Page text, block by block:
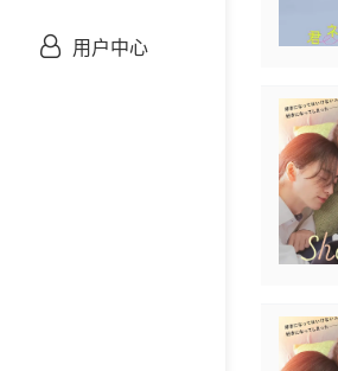
悬疑片用户中心